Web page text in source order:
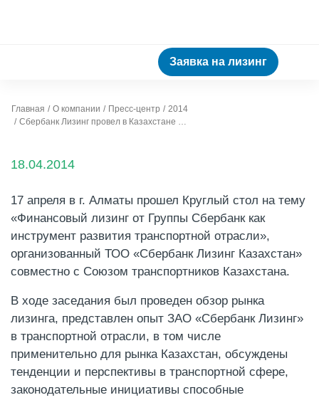
Заявка на лизинг
Главная О компании Пресс-центр
2014
Сбербанк Лизинг провел в Казахстане встречу с транспортными компаниями
18.04.2014
17 апреля в г. Алматы прошел Круглый стол на тему
«Финансовый лизинг от Группы Сбербанк как
инструмент развития транспортной отрасли»,
организованный ТОО «Сбербанк Лизинг Казахстан»
совместно с Союзом транспортников Казахстана.
В ходе заседания был проведен обзор рынка
лизинга, представлен опыт ЗАО «Сбербанк Лизинг»
в транспортной отрасли, в том числе
применительно для рынка Казахстан, обсуждены
тенденции и перспективы в транспортной сфере,
законодательные инициативы способные